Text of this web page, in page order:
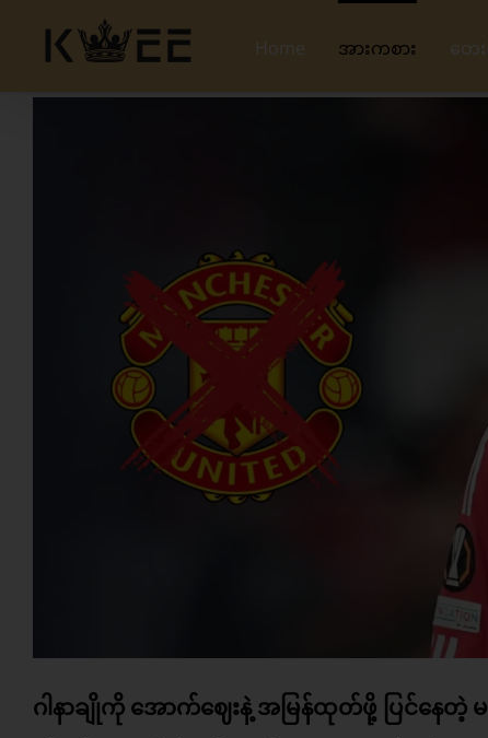
content
Home အားကစား တေ
ဂါနာချိုကို အောက်ဈေးနဲ့ အမြန်ထုတ်ဖို့ ပြင်နေတဲ့